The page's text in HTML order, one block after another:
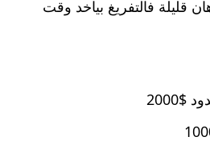
قليلة فالتفريغ بياخد وقت